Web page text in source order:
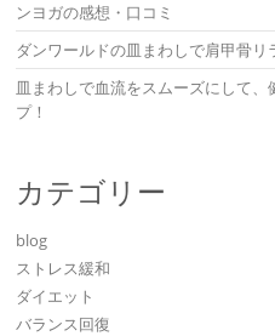
ンヨガの感想・口コミ
ダンワールドの皿まわしで肩甲骨リ
皿まわしで血流をスムーズにして、
プ！
カテゴリー
blog
ストレス緩和
ダイエット
バランス回復